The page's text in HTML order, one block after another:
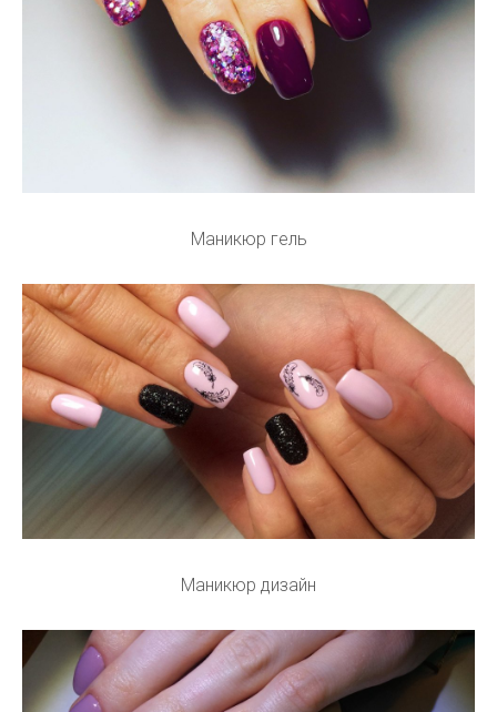
Маникюр гель
Маникюр дизайн